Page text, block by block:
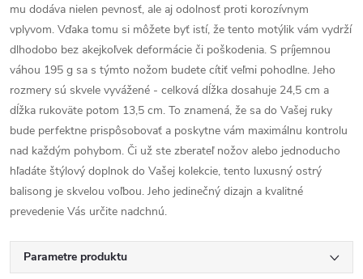
mu dodáva nielen pevnosť, ale aj odolnosť proti korozívnym
vplyvom. Vďaka tomu si môžete byť istí, že tento motýlik vám vydrží
dlhodobo bez akejkoľvek deformácie či poškodenia. S príjemnou
váhou 195 g sa s týmto nožom budete cítiť veľmi pohodlne. Jeho
rozmery sú skvele vyvážené - celková dĺžka dosahuje 24,5 cm a
dĺžka rukoväte potom 13,5 cm. To znamená, že sa do Vašej ruky
bude perfektne prispôsobovať a poskytne vám maximálnu kontrolu
nad každým pohybom. Či už ste zberateľ nožov alebo jednoducho
hľadáte štýlový doplnok do Vašej kolekcie, tento luxusný ostrý
balisong je skvelou voľbou. Jeho jedinečný dizajn a kvalitné
prevedenie Vás určite nadchnú.
Parametre produktu